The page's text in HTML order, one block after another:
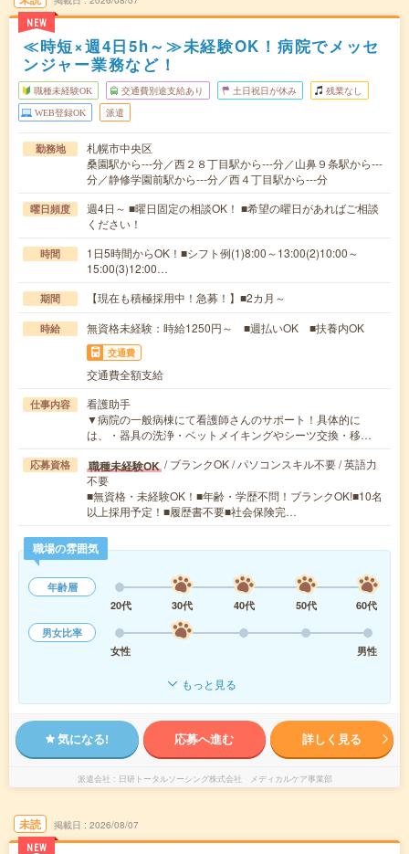
NEW
≪時短×週4日5h～≫未経験OK！病院でメッセ
ンジャー業務など！
職種未経験OK 交通費別途支給あり 土日祝日が休み 残業なし
WEB登録OK 派遣
勤務地
札幌市中央区
桑園駅から---分／西２８丁目駅から---分／山鼻９条駅から---
分／静修学園前駅から---分／西４丁目駅から---分
曜日頻度
週4日～ ■曜日固定の相談OK！ ■希望の曜日があればご相談
ください！
時間
1日5時間からOK！■シフト例(1)8:00～13:00(2)10:00～
15:00(3)12:00…
期間 【現在も積極採用中！急募！】■2カ月～
時給 無資格未経験：時給1250円～ ■週払いOK ■扶養内OK
交通費
交通費全額支給
仕事内容
看護助手
▼病院の一般病棟にて看護師さんのサポート！具体的に
は、・器具の洗浄・ベットメイキングやシーツ交換・移…
応募資格 職種未経験OK / ブランクOK / パソコンスキル不要 / 英語力
不要
■無資格・未経験OK！■年齢・学歴不問！ブランクOK!■10名
以上採用予定！■履歴書不要■社会保険完…
職場の雰囲気
年齢層
20代
30代 40代 50代
60代
男女比率
女性
男性
もっと見る
気になる! 応募へ進む 詳しく見る
派遣会社 日研トータルソーシング株式会社 メディカルケア事業部
未読
NEW
掲載日 2026/08/07